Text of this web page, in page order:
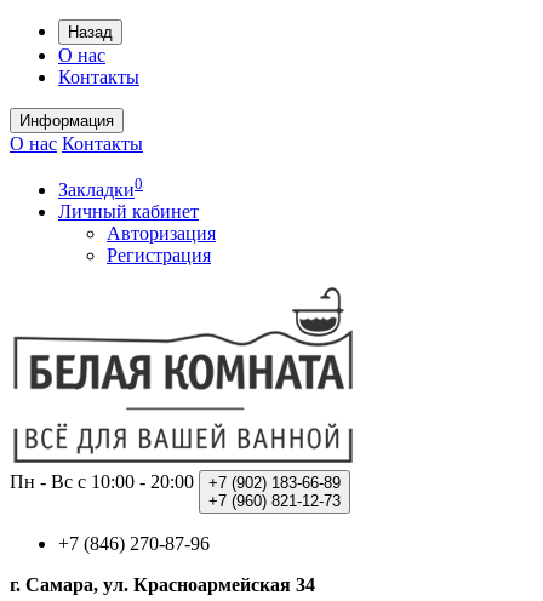
Назад
О нас
Контакты
Информация
О нас Контакты
Закладки0
Личный кабинет
Авторизация
Регистрация
Пн - Вс с 10:00 - 20:00 +7 (902) 183-66-89
+7 (960) 821-12-73
+7 (846) 270-87-96
г. Самара, ул. Красноармейская 34